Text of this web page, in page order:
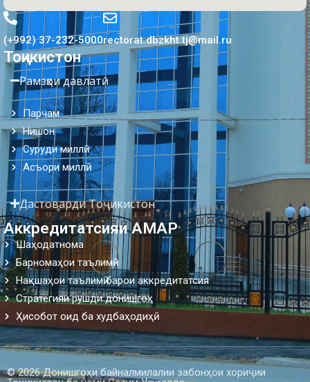
(+992) 37-232-5000rectorat.dbzkht.tj@mail.ru
Тоҷикистон
Рамзҳои давлатӣ
Парчам
Нишон
Суруди миллӣ
Асъори миллӣ
Дастоварди Тоҷикистон
Аккредитатсияи АМАР
Шаҳодатнома
Барномаҳои таълимӣ
Нақшаҳои таълимӣ барои аккредитатсия
Стратегияи рушди донишгоҳ
Ҳисобот оид ба худбаҳодиҳӣ
© 2026 Донишгоҳи байналмилалии забонҳои хориҷии